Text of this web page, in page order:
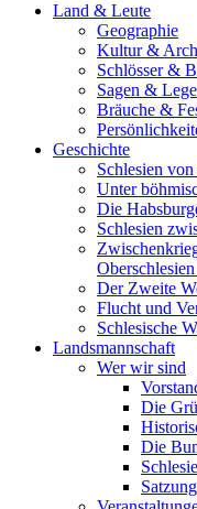
Land & Leute
Geographie
Kultur &
Schlösser &
Sagen &
Bräuche &
Geschichte
Schlesien
Unter
Die
Schlesien
Oberschlesien
Der Zweite
Flucht und
Schlesische
Landsmannschaft
Wer wir sind
Die
Die
Satzung